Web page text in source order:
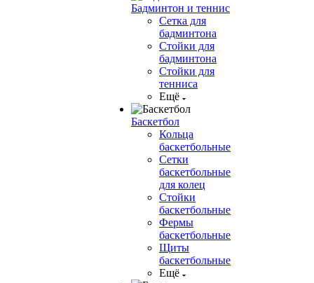
Бадминтон и теннис
Сетка для
бадминтона
Стойки для
бадминтона
Стойки для
тенниса
Ещё
Баскетбол
Кольца
баскетбольные
Сетки
баскетбольные
для колец
Стойки
баскетбольные
Фермы
баскетбольные
Щиты
баскетбольные
Ещё